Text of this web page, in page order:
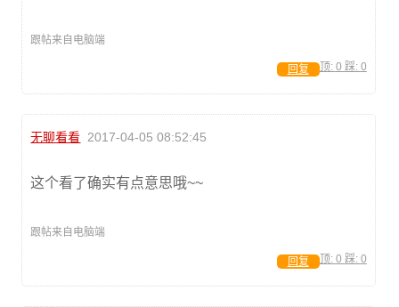
跟帖来自电脑端
顶: 0 踩: 0
回复
无聊看看 2017-04-05 08:52:45
这个看了确实有点意思哦~~
跟帖来自电脑端
顶: 0 踩: 0
回复